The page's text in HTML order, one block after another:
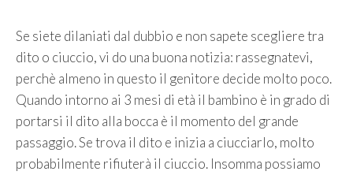
Se siete dilaniati dal dubbio e non sapete scegliere tra
dito o ciuccio, vi do una buona notizia: rassegnatevi,
perchè almeno in questo il genitore decide molto poco.
Quando intorno ai 3 mesi di età il bambino è in grado di
portarsi il dito alla bocca è il momento del grande
passaggio. Se trova il dito e inizia a ciucciarlo, molto
probabilmente rifiuterà il ciuccio. Insomma possiamo